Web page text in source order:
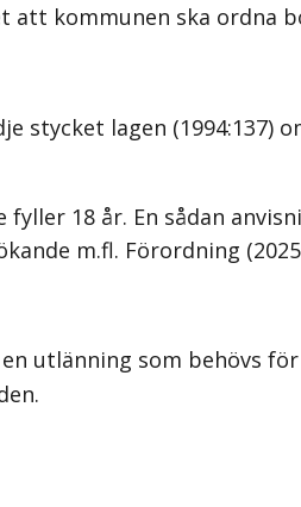
att kommunen ska ordna
lagen (1994:137)
18 år. En sådan
m.fl. Förordning
utlänning som behövs